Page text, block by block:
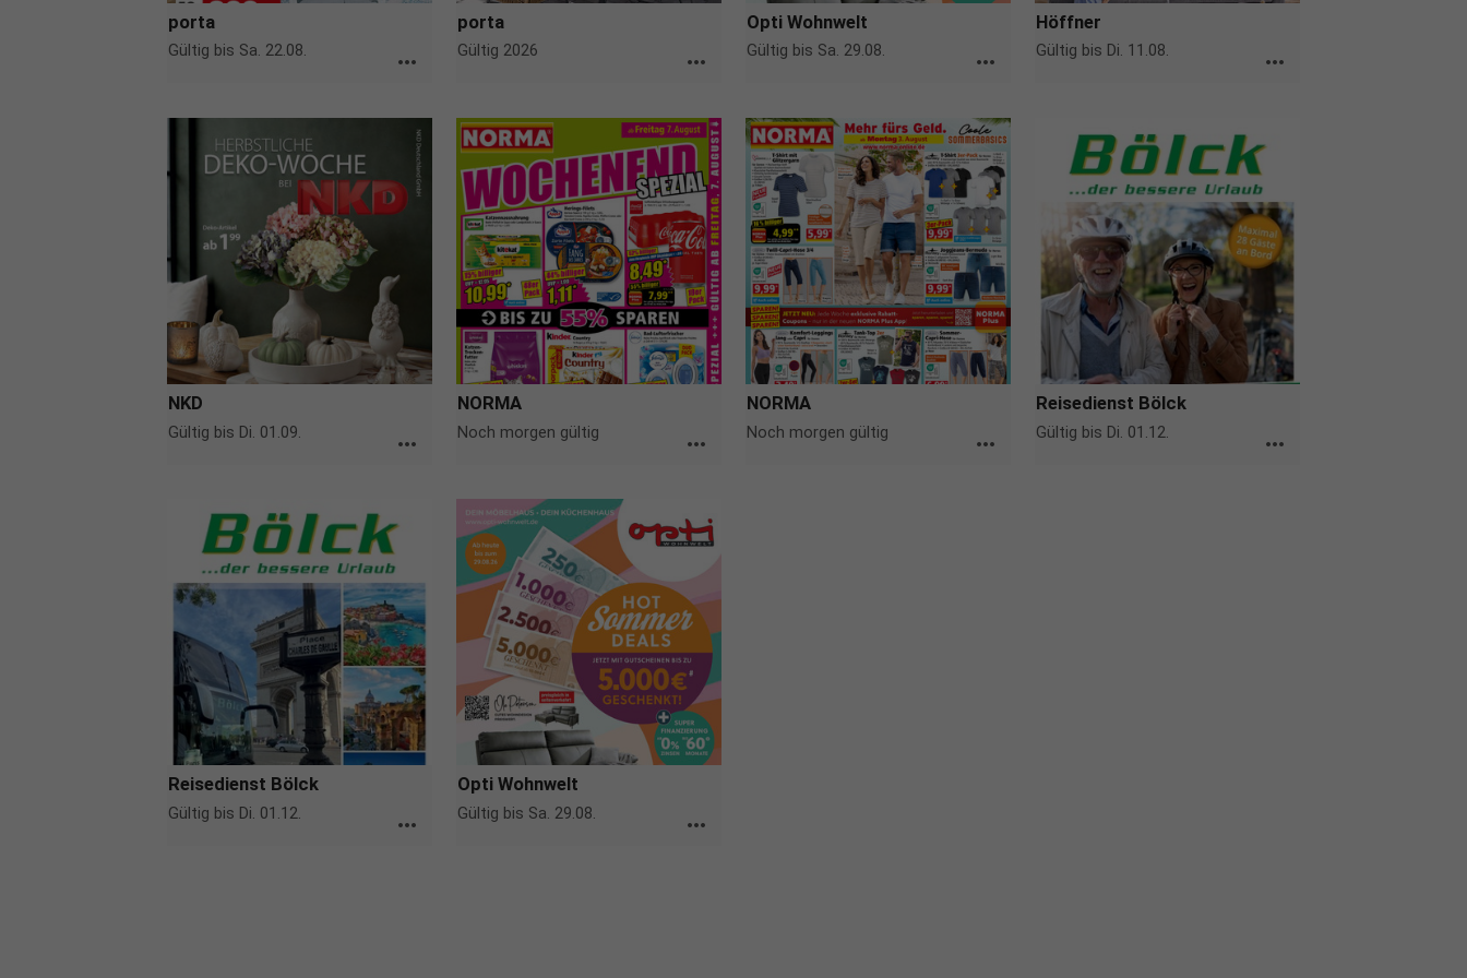
porta
Gültig bis Sa. 22.08. more_horiz
porta
Gültig 2026 more_horiz
Opti Wohnwelt
Gültig bis Sa. 29.08. more_horiz
Höffner
Gültig bis Di. 11.08. more_horiz
NKD
Gültig bis Di. 01.09. more_horiz
NORMA
Noch morgen gültig more_horiz
NORMA
Noch morgen gültig more_horiz
Reisedienst Bölck
Gültig bis Di. 01.12. more_horiz
Reisedienst Bölck
Gültig bis Di. 01.12. more_horiz
Opti Wohnwelt
Gültig bis Sa. 29.08. more_horiz